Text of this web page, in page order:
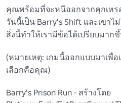
คุณพร้อมที่จะหนีออกจากคุกเหร
วันนี้เป็น Barry's Shift และเขา
สิ่งนี้ทําให้เรามีข้อได้เปรียบมาก
(หมายเหตุ: เกมนี้ออกแบบมาเพื่อ
เลือกคือคุณ)
Barry's Prison Run - สร้างโดย